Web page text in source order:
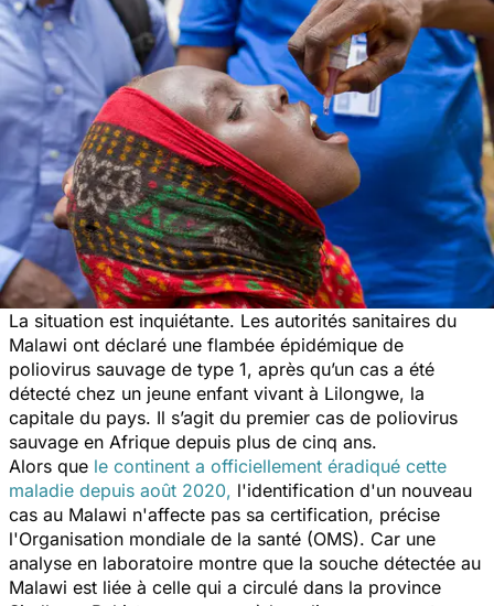
La situation est inquiétante. Les autorités sanitaires du
Malawi ont déclaré une flambée épidémique de
poliovirus sauvage de type 1, après qu’un cas a été
détecté chez un jeune enfant vivant à Lilongwe, la
capitale du pays. Il s’agit du premier cas de poliovirus
sauvage en Afrique depuis plus de cinq ans.
Alors que le continent a officiellement éradiqué cette
maladie depuis août 2020, l'identification d'un nouveau
cas au Malawi n'affecte pas sa certification, précise
l'Organisation mondiale de la santé (OMS). Car une
analyse en laboratoire montre que la souche détectée au
Malawi est liée à celle qui a circulé dans la province